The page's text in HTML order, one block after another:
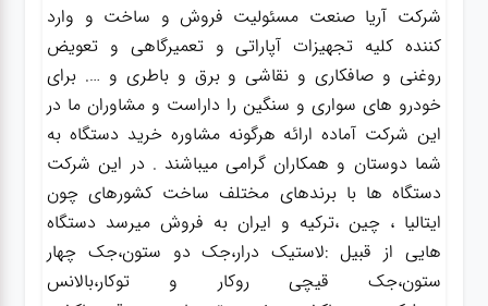
شرکت آریا صنعت مسئولیت فروش و ساخت و وارد
کننده کلیه تجهیزات آپاراتی و تعمیرگاهی و تعویض
روغنی و صافکاری و نقاشی و برق و باطری و …. برای
خودرو های سواری و سنگین را داراست و مشاوران ما در
این شرکت آماده ارائه هرگونه مشاوره خرید دستگاه به
شما دوستان و همکاران گرامی میباشند . در این شرکت
دستگاه ها با برندهای مختلف ساخت کشورهای چون
ایتالیا ، چین ،ترکیه و ایران به فروش میرسد دستگاه
هایی از قبیل :لاستیک درار،جک دو ستون،جک چهار
ستون،جک قیچی روکار و توکار،بالانس